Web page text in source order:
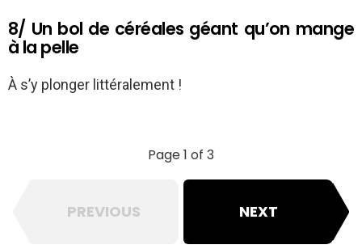
8/ Un bol de céréales géant qu’on mange
à la pelle
À s’y plonger littéralement !
Page 1 of 3
PREVIOUS NEXT